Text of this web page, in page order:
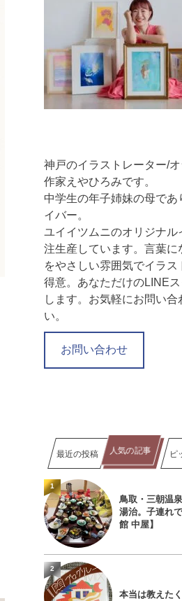
神戸のイラストレーター/
作家えやひろみです。
中学生の年子姉妹の母であ
イバー。
ユイイツムニのオリジナル
注生産しています。言葉に
をやさしい雰囲気でイラス
得意。あなただけのLINE
します。お気軽にお問い合
い。
お問い合わせ
最近の投稿 人気の記事 ピ
鳥取・三朝温
湯治。子連れ
館 中屋】
1
本当は教えた
2